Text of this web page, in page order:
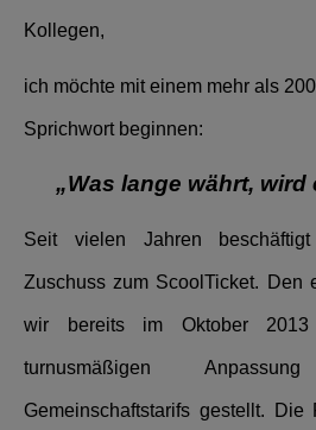
Kollegen,
ich möchte mit einem mehr als
Sprichwort beginnen:
„Was lange währt, wird
Seit vielen Jahren
Zuschuss zum ScoolTicket. Den
wir bereits im Oktober
turnusmäßigen
Gemeinschaftstarifs gestellt.